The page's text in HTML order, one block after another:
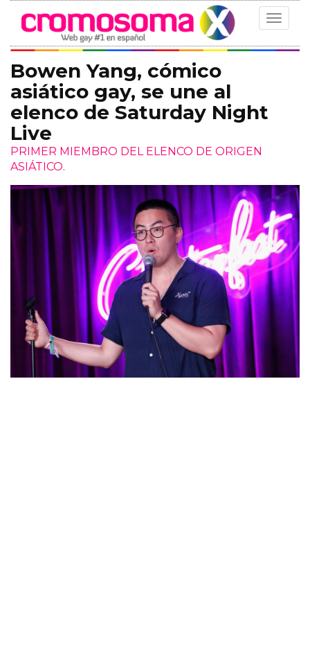
Toggle
Bowen Yang, cómico
asiático gay, se une al
elenco de Saturday Night
Live
PRIMER MIEMBRO DEL ELENCO DE ORIGEN
ASIÁTICO.